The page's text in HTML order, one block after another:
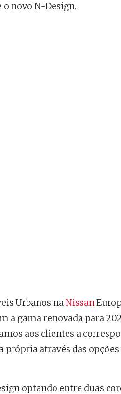
o novo N-Design.
Urbanos naNissan
a gama renovada para
aos clientes a
própria através das opções
optando entre duas